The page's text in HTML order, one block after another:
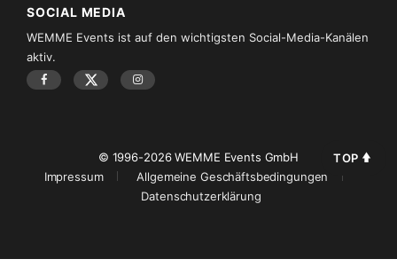
SOCIAL MEDIA
WEMME Events ist auf den wichtigsten Social-Media-Kanälen
aktiv.
© 1996-2026 WEMME Events GmbH
Impressum
Allgemeine Geschäftsbedingungen
Datenschutzerklärung
TOP